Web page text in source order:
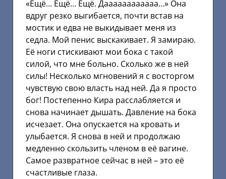
«Ещё… Ещё… Ещё. Даааааааааааа…» Она
вдруг резко выгибается, почти встав на
мостик и едва не выкидывает меня из
седла. Мой пенис выскакивает. Я замираю.
Её ноги стискивают мои бока с такой
силой, что мне больно. Сколько же в ней
силы! Несколько мгновений я с восторгом
чувствую свою власть над ней. Да я просто
бог! Постепенно Кира расслабляется и
снова начинает дышать. Давление на бока
исчезает. Она опускается на кровать и
улыбается. Я снова в ней и продолжаю
медленно скользить членом в её вагине.
Самое развратное сейчас в ней – это её
счастливые глаза.